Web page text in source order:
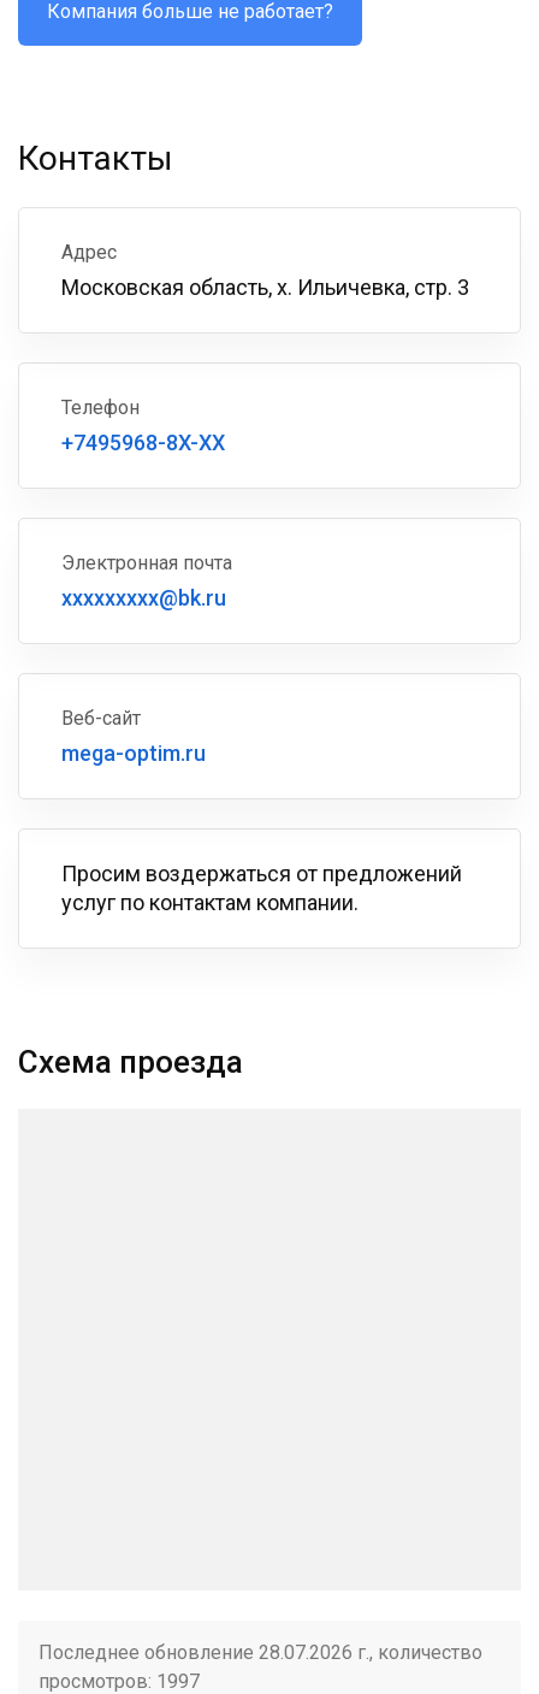
Компания больше не работает?
Контакты
Адрес
Московская область, х. Ильичевка, стр. 3
Телефон
+7495968-8X-XX
Электронная почта
xxxxxxxxx@bk.ru
Веб-сайт
mega-optim.ru
Просим воздержаться от предложений
услуг по контактам компании.
Схема проезда
Последнее обновление 28.07.2026 г., количество
просмотров: 1997